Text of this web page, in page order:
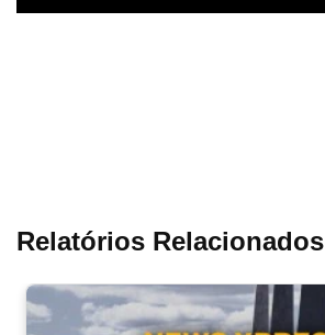
Relatórios Relacionados